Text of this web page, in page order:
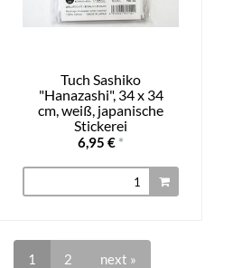
Tuch Sashiko
"Hanazashi", 34 x 34
cm, weiß, japanische
Stickerei
6,95 € *
1 2 next »